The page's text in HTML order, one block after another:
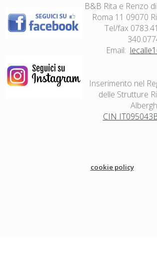
B&B Rita e Renzo
Roma 11 09070
Tel/fax
Email:
Inserimento nel
delle Strutture
CIN
cookie policy